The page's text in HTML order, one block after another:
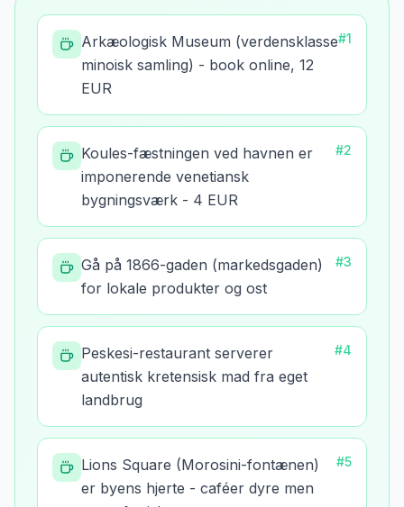
Arkæologisk Museum (verdensklasse
minoisk samling) - book online, 12
EUR
#1
Koules-fæstningen ved havnen er
imponerende venetiansk
bygningsværk - 4 EUR
#2
Gå på 1866-gaden (markedsgaden)
for lokale produkter og ost
#3
Peskesi-restaurant serverer
autentisk kretensisk mad fra eget
landbrug
#4
Lions Square (Morosini-fontænen)
er byens hjerte - caféer dyre men
#5